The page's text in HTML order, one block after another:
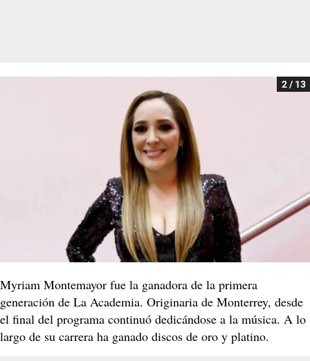
2 / 13
Myriam Montemayor fue la ganadora de la primera
generación de La Academia. Originaria de Monterrey, desde
el final del programa continuó dedicándose a la música. A lo
largo de su carrera ha ganado discos de oro y platino.